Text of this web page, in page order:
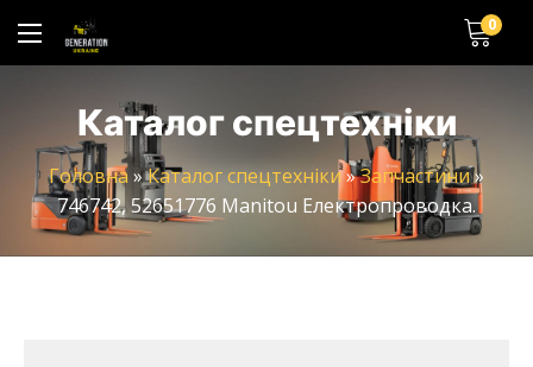
0
Каталог спецтехніки
Головна»Каталог спецтехніки»Запчастини»
746742, 52651776 Manitou Електропроводка.